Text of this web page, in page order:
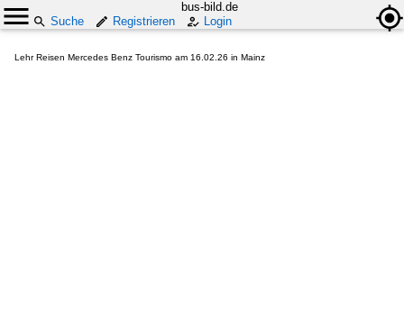
bus-bild.de
Suche
Registrieren Login
Lehr Reisen Mercedes Benz Tourismo am 16.02.26 in Mainz